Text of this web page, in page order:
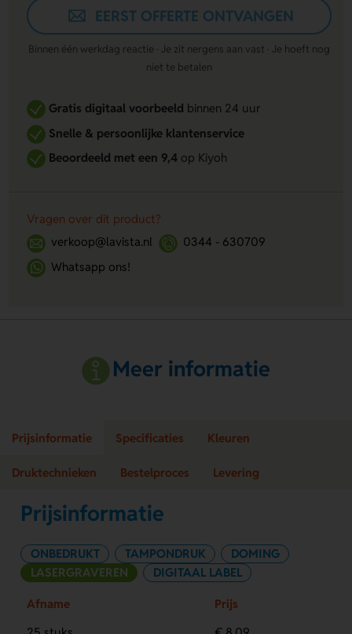
EERST OFFERTE ONTVANGEN
Binnen één werkdag reactie · Je zit nergens aan vast · Je hoeft nog
niet te betalen
Gratis digitaal voorbeeldbinnen 24 uur
Snelle & persoonlijke klantenservice
Beoordeeld met een 9,4op Kiyoh
Vragen over dit product?
verkoop@lavista.nl
0344 - 630709
Whatsapp ons!
Meer informatie
Prijsinformatie Specificaties Kleuren
Druktechnieken Bestelproces Levering
Prijsinformatie
ONBEDRUKT TAMPONDRUK
DOMING
LASERGRAVEREN
DIGITAAL LABEL
Afname
Prijs